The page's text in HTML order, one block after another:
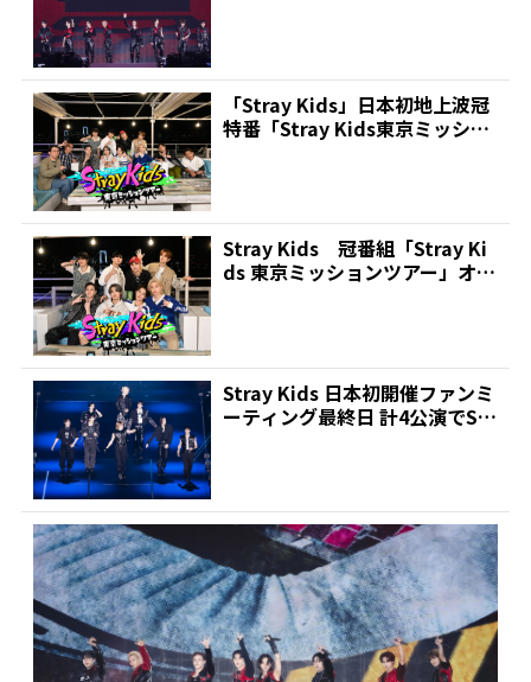
「Stray Kids」日本初地上波冠
特番「Stray Kids東京ミッショ
Stray Kids 冠番組「Stray Ki
ds 東京ミッションツアー」オリ
Stray Kids 日本初開催ファンミ
ーティング最終日 計4公演でST